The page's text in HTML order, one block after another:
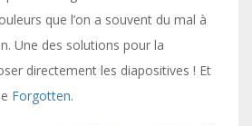
que l’on a souvent du mal à
Une des solutions pour la
directement les diapositives ! Et
Forgotten.